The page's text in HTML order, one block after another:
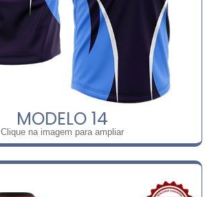
MODELO 14
Clique na imagem para ampliar